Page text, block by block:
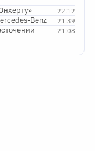
22:12
21:39
Benz
21:08